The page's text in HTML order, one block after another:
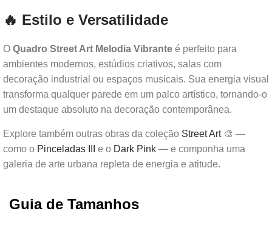
🔥 Estilo e Versatilidade
O Quadro Street Art Melodia Vibrante é perfeito para
ambientes modernos, estúdios criativos, salas com
decoração industrial ou espaços musicais. Sua energia visual
transforma qualquer parede em um palco artístico, tornando-o
um destaque absoluto na decoração contemporânea.
Explore também outras obras da coleção Street Art🎨 —
como o Pinceladas III e o Dark Pink — e componha uma
galeria de arte urbana repleta de energia e atitude.
Guia de Tamanhos